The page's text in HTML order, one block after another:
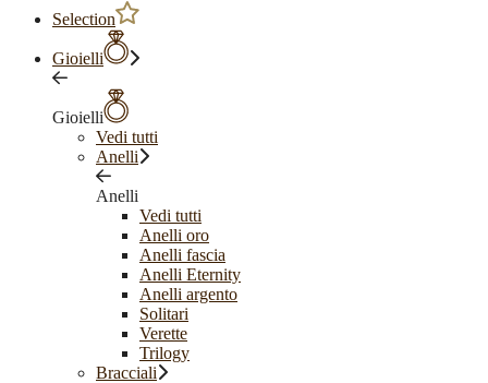
Selection
Gioielli
Gioielli
Vedi tutti
Anelli
Anelli
Vedi tutti
Anelli oro
Anelli fascia
Anelli Eternity
Anelli argento
Solitari
Verette
Trilogy
Bracciali